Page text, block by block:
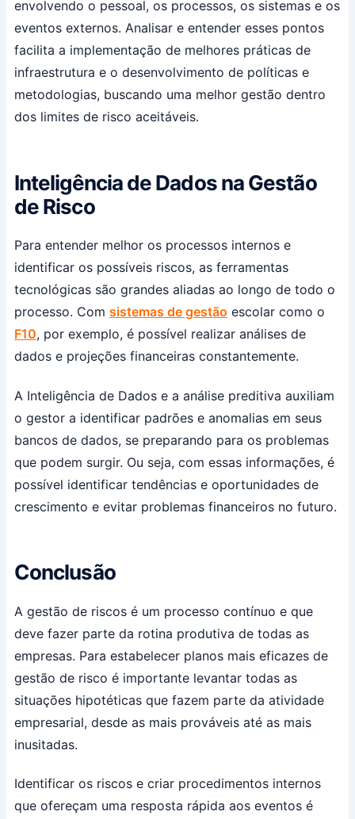
envolvendo o pessoal, os processos, os sistemas e os
eventos externos. Analisar e entender esses pontos
facilita a implementação de melhores práticas de
infraestrutura e o desenvolvimento de políticas e
metodologias, buscando uma melhor gestão dentro
dos limites de risco aceitáveis.
Inteligência de Dados na Gestão
de Risco
Para entender melhor os processos internos e
identificar os possíveis riscos, as ferramentas
tecnológicas são grandes aliadas ao longo de todo o
processo. Com sistemas de gestão escolar como o
F10, por exemplo, é possível realizar análises de
dados e projeções financeiras constantemente.
A Inteligência de Dados e a análise preditiva auxiliam
o gestor a identificar padrões e anomalias em seus
bancos de dados, se preparando para os problemas
que podem surgir. Ou seja, com essas informações, é
possível identificar tendências e oportunidades de
crescimento e evitar problemas financeiros no futuro.
Conclusão
A gestão de riscos é um processo contínuo e que
deve fazer parte da rotina produtiva de todas as
empresas. Para estabelecer planos mais eficazes de
gestão de risco é importante levantar todas as
situações hipotéticas que fazem parte da atividade
empresarial, desde as mais prováveis até as mais
inusitadas.
Identificar os riscos e criar procedimentos internos
que ofereçam uma resposta rápida aos eventos é